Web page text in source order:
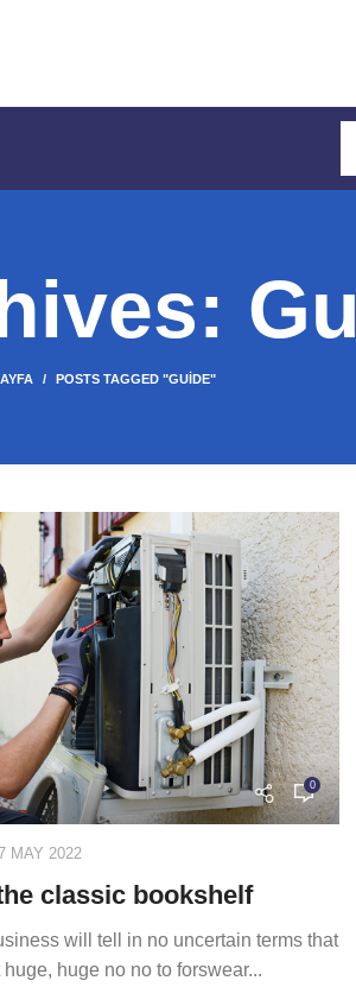
POSTS TAGGED "GUIDE"
0
MAY 2022
classic bookshelf
will tell in no uncertain terms that
huge no no to forswear...